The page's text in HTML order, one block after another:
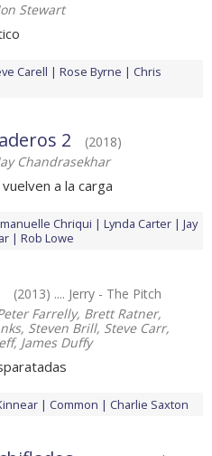
Stewart
Carell Rose Byrne
Chris
2
(2018)
Chandrasekhar
a la carga
Chriqui Lynda Carter
Jay
Rob Lowe
(2013) .... Jerry - The Pitch
Farrelly, Brett Ratner,
Steven Brill, Steve Carr,
James Duffy
Common Charlie Saxton